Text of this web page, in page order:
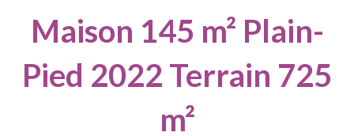
Maison 145 m² Plain-
Pied 2022 Terrain 725
m²